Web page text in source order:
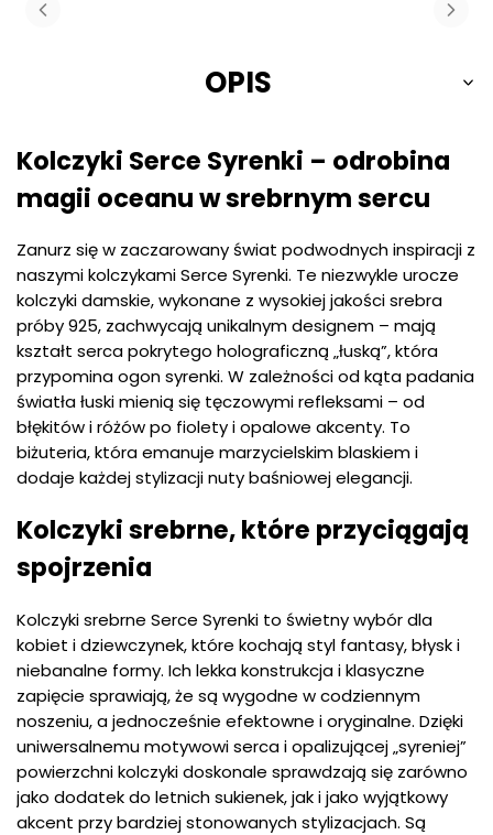
OPIS
Kolczyki Serce Syrenki – odrobina
magii oceanu w srebrnym sercu
Zanurz się w zaczarowany świat podwodnych inspiracji z
naszymi kolczykami Serce Syrenki. Te niezwykle urocze
kolczyki damskie, wykonane z wysokiej jakości srebra
próby 925, zachwycają unikalnym designem – mają
kształt serca pokrytego holograficzną „łuską”, która
przypomina ogon syrenki. W zależności od kąta padania
światła łuski mienią się tęczowymi refleksami – od
błękitów i różów po fiolety i opalowe akcenty. To
biżuteria, która emanuje marzycielskim blaskiem i
dodaje każdej stylizacji nuty baśniowej elegancji.
Kolczyki srebrne, które przyciągają
spojrzenia
Kolczyki srebrne Serce Syrenki to świetny wybór dla
kobiet i dziewczynek, które kochają styl fantasy, błysk i
niebanalne formy. Ich lekka konstrukcja i klasyczne
zapięcie sprawiają, że są wygodne w codziennym
noszeniu, a jednocześnie efektowne i oryginalne. Dzięki
uniwersalnemu motywowi serca i opalizującej „syreniej”
powierzchni kolczyki doskonale sprawdzają się zarówno
jako dodatek do letnich sukienek, jak i jako wyjątkowy
akcent przy bardziej stonowanych stylizacjach. Są